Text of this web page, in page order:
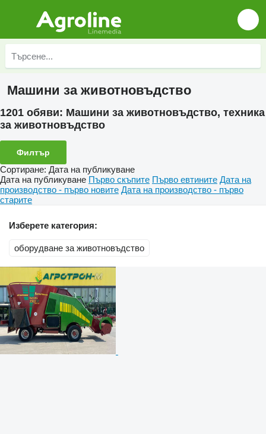
Машини за животновъдство
1201 обяви: Машини за животновъдство, техника
за животновъдство
Филтър
Сортиране: Дата на публикуване
Дата на публикуване Първо скъпите Първо евтините Дата на
производство - първо новите Дата на производство - първо
старите
Изберете категория:
оборудване за животновъдство